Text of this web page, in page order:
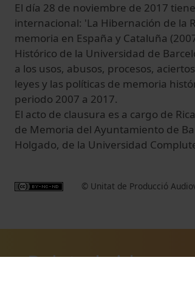
El día 28 de noviembre de 2017
internacional: 'La Hibernación de la
memoria en España y Cataluña
Histórico de la Universidad de
a los usos, abusos, procesos,
leyes y las políticas de memoria
periodo 2007 a 2017.
El acto de clausura es a cargo de
de Memoria del Ayuntamiento de
Holgado, de la Universidad
© Unitat de Producció
Related videos